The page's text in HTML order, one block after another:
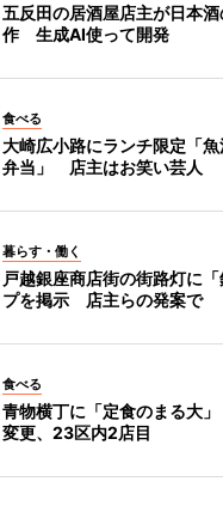
五反田の居酒屋店主が日本
作 生成AI使って開発
食べる
大崎広小路にランチ限定「
弁当」 店主はお笑い芸人
暮らす・働く
戸越銀座商店街の街路灯に
プを掲示 店主らの発案で
食べる
青物横丁に「定食のまる大
変更、23区内2店目